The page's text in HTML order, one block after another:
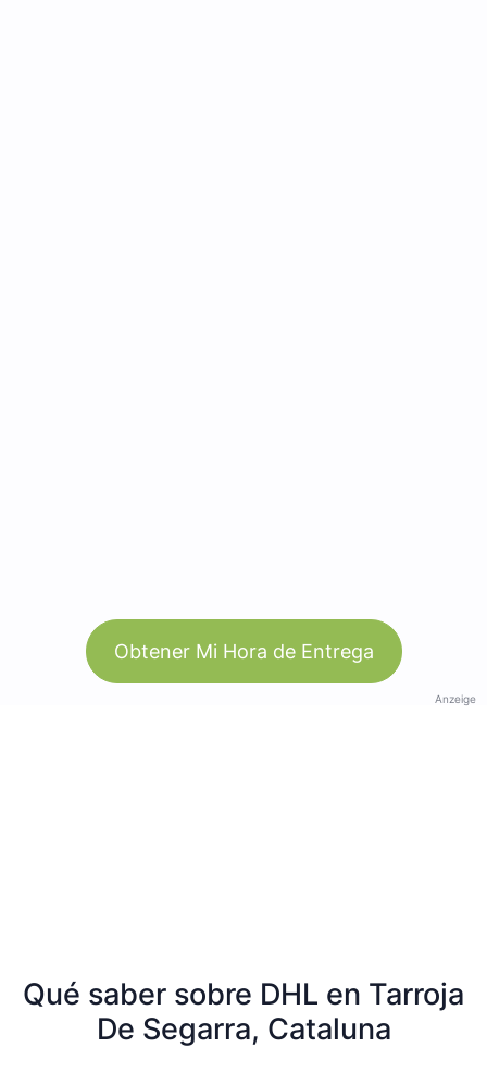
Obtener Mi Hora de Entrega
Anzeige
Qué saber sobre DHL en Tarroja
De Segarra, Cataluna